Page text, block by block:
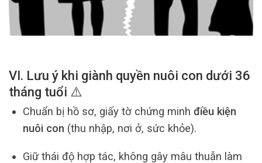
VI. Lưu ý khi giành quyền nuôi con dưới 36
tháng tuổi ⚠️
Chuẩn bị hồ sơ, giấy tờ chứng minh điều kiện
nuôi con (thu nhập, nơi ở, sức khỏe).
Giữ thái độ hợp tác, không gây mâu thuẫn làm